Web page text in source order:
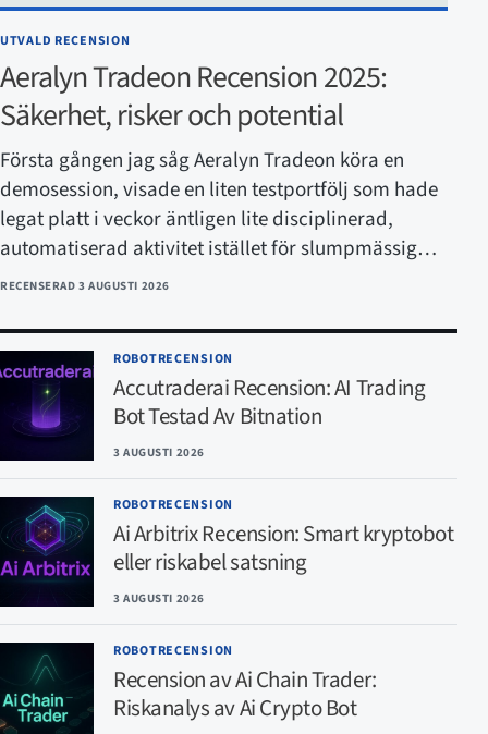
UTVALD RECENSION
Aeralyn Tradeon Recension 2025:
Säkerhet, risker och potential
Första gången jag såg Aeralyn Tradeon köra en
demosession, visade en liten testportfölj som hade
legat platt i veckor äntligen lite disciplinerad,
automatiserad aktivitet istället för slumpmässig…
RECENSERAD3 AUGUSTI 2026
ROBOTRECENSION
Accutraderai Recension: AI Trading
Bot Testad Av Bitnation
3 AUGUSTI 2026
ROBOTRECENSION
Ai Arbitrix Recension: Smart kryptobot
eller riskabel satsning
3 AUGUSTI 2026
ROBOTRECENSION
Recension av Ai Chain Trader:
Riskanalys av Ai Crypto Bot